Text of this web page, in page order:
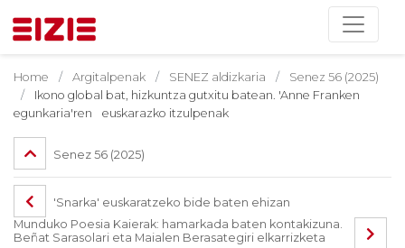
Home Argitalpenak SENEZ aldizkaria
Senez 56 (2025)
Ikono global bat, hizkuntza gutxitu batean. 'Anne Franken
egunkaria'ren euskarazko itzulpenak
Senez 56 (2025)
'Snarka' euskaratzeko bide baten ehizan
Munduko Poesia Kaierak: hamarkada baten kontakizuna.
Beñat Sarasolari eta Maialen Berasategiri elkarrizketa